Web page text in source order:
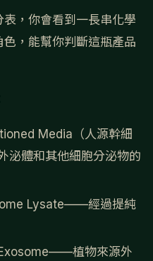
，你會看到一長串化學
，能幫你判斷這瓶產品
Media（人源幹細
體和其他細胞分泌物的
Lysate——經過提純
植物來源外